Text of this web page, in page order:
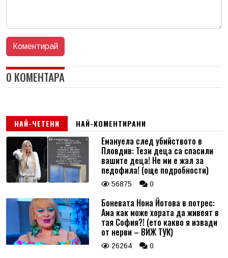
0 КОМЕНТАРА
НАЙ-ЧЕТЕНИ НАЙ-КОМЕНТИРАНИ
Емануела след убийството в
Пловдив: Тези деца са спасили
вашите деца! Не ми е жал за
педофила! (още подробности)
56875 0
Боневата Нона Йотова в потрес:
Ама как може хората да живеят в
тая София?! (ето какво я извади
от нерви – ВИЖ ТУК)
26264 0